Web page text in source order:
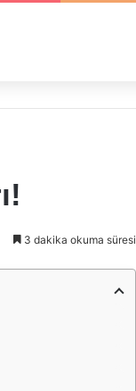
3 dakika okuma süresi